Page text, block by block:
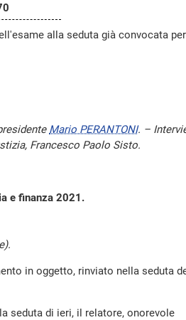
alla seduta già convocata
Mario PERANTONI. –
Francesco Paolo Sisto.
e finanza 2021.
in oggetto, rinviato nella seduta
seduta di ieri, il relatore, onorevole